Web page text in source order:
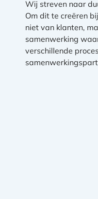
Wij streven naar
Om dit te creëren
niet van klanten,
samenwerking
verschillende